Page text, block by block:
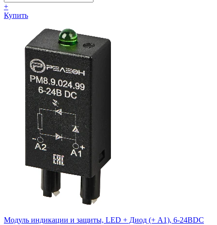
+
Купить
Модуль индикации и защиты, LED + Диод (+ A1), 6-24ВDC